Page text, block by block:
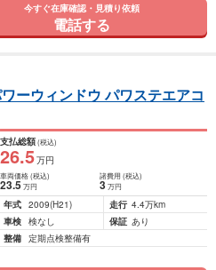
今すぐ在庫確認・見積り依頼
電話する
ーウィンドウ パワステエアコ
支払総額(税込)
26.5万円
車両価格(税込)
23.5万円
諸費用 (税込)
3 万円
年式 2009(H21) 走行 4.4万km
車検 検なし 保証 あり
整備 定期点検整備有